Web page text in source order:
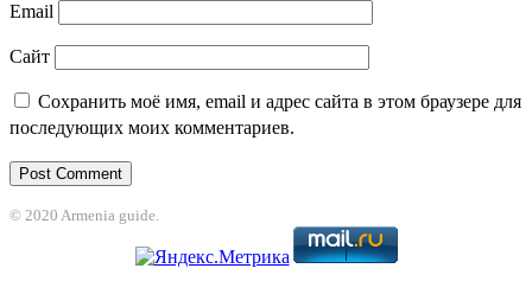
Email
Сайт
Сохранить моё имя, email и адрес сайта в этом браузере для
последующих моих комментариев.
© 2020 Armenia guide.